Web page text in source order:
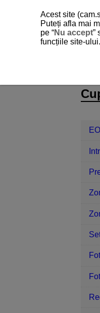
Acest site
Puteți afla mai
pe “Nu accept”
funcțiile site-